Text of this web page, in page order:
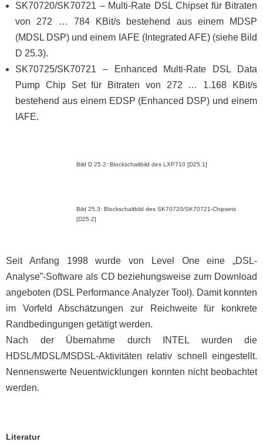
SK70720/SK70721 – Multi-Rate DSL Chipset für Bitraten
von 272 … 784 KBit/s bestehend aus einem MDSP
(MDSL DSP) und einem IAFE (Integrated AFE) (siehe Bild
D 25.3).
SK70725/SK70721 – Enhanced Multi-Rate DSL Data
Pump Chip Set für Bitraten von 272 … 1.168 KBit/s
bestehend aus einem EDSP (Enhanced DSP) und einem
IAFE.
Bild D 25.2: Blockschaltbild des LXP710 [D25.1]
Bild 25.3: Blockschaltbild des SK70720/SK70721-Chipsets
[D25.2]
Seit Anfang 1998 wurde von Level One eine „DSL-
Analyse”-Software als CD beziehungsweise zum Download
angeboten (DSL Performance Analyzer Tool). Damit konnten
im Vorfeld Abschätzungen zur Reichweite für konkrete
Randbedingungen getätigt werden.
Nach der Übernahme durch INTEL wurden die
HDSL/MDSL/MSDSL-Aktivitäten relativ schnell eingestellt.
Nennenswerte Neuentwicklungen konnten nicht beobachtet
werden.
Literatur